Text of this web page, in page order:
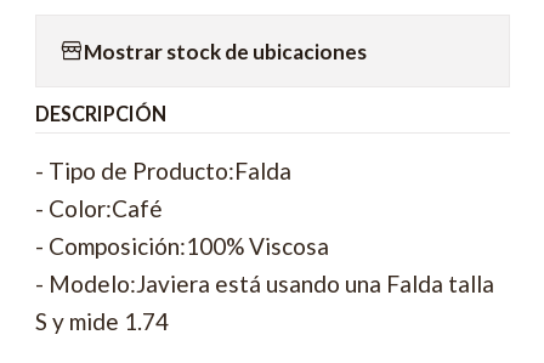
Mostrar stock de ubicaciones
DESCRIPCIÓN
- Tipo de Producto:Falda
- Color:Café
- Composición:100% Viscosa
- Modelo:Javiera está usando una Falda talla
S y mide 1.74